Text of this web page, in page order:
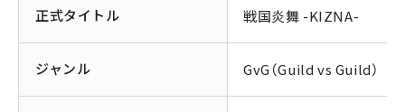
正式タイトル 戦国炎舞 -KIZNA-
ジャンル GvG（Guild vs Guild）